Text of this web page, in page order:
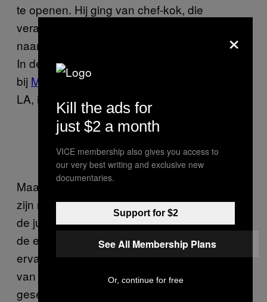
te openen. Hij ging van chef-kok, die
verantwoordelijk was voor 28 restaurants
naar eigenaar van één Mexicaans restaurant.
In de tussentijd heeft hij ook nog ijs gemaakt
bij MILK
, een van de eerste luxe ijszaken van
LA, in 2008.
Ceviche bij Pez Cantina
Maar wat hem onderscheidt van de rest is
zijn respect voor traditie, zijn bescheidenheid,
de juiste uitspraak van Spaanse woorden en
de eerdergenoemde aanleg voor sazón. Zijn
ervaring met de Franse keuken komt soms
van pas, zoals bij zijn gestoofde runderwang
geserveerd met salsa verde, maar zijn eten
×
Kill the ads for
just $2 a month
VICE membership also gives you access to
our very best writing and exclusive new
documentaries.
Support for $2
See All Membership Plans
Or, continue for free